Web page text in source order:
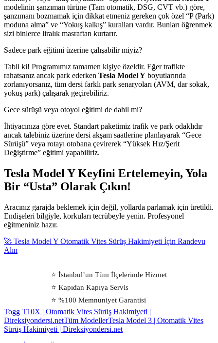
modelinin şanzıman türüne (Tam otomatik, DSG, CVT vb.) göre,
şanzımanı bozmamak için dikkat etmeniz gereken çok özel “P (Park)
moduna alma” ve “Yokuş kalkış” kuralları vardır. Bunları öğrenmek
sizi binlerce liralık masraftan kurtarır.
Sadece park eğitimi üzerine çalışabilir miyiz?
Tabii ki! Programımız tamamen kişiye özeldir. Eğer trafikte
rahatsanız ancak park ederken Tesla Model Y boyutlarında
zorlanıyorsanız, tüm dersi farklı park senaryoları (AVM, dar sokak,
yokuş park) çalışarak geçirebiliriz.
Gece sürüşü veya otoyol eğitimi de dahil mi?
İhtiyacınıza göre evet. Standart paketimiz trafik ve park odaklıdır
ancak talebiniz üzerine dersi akşam saatlerine planlayarak “Gece
Sürüşü” veya rotayı otobana çevirerek “Yüksek Hız/Şerit
Değiştirme” eğitimi yapabiliriz.
Tesla Model Y Keyfini Ertelemeyin, Yola
Bir “Usta” Olarak Çıkın!
Aracınız garajda beklemek için değil, yollarda parlamak için üretildi.
Endişeleri bilgiyle, korkuları tecrübeyle yenin. Profesyonel
eğitmeniniz hazır.
🚀 Tesla Model Y Otomatik Vites Sürüş Hakimiyeti İçin Randevu
Alın
⭐ İstanbul’un Tüm İlçelerinde Hizmet
⭐ Kapıdan Kapıya Servis
⭐ %100 Memnuniyet Garantisi
Togg T10X | Otomatik Vites Sürüş Hakimiyeti |
Direksiyondersi.netTüm ModellerTesla Model 3 | Otomatik Vites
Sürüş Hakimiyeti | Direksiyondersi.net